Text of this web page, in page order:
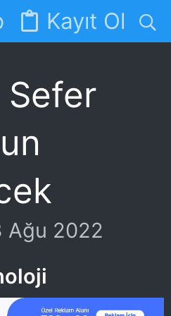
Discord
Kayıt Ol
Sefer
Ağu 2022